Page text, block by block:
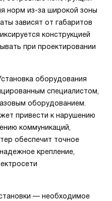
норм из-за широкой зоны
зависят от габаритов
конструкцией
при проектировании
оборудования
специалистом,
оборудованием.
привести к нарушению
коммуникаций,
обеспечит точное
крепление,
— необходимое